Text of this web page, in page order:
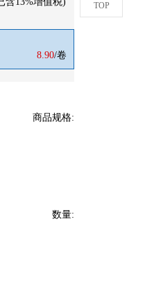
TOP
8.90/卷
商品规格:
数量: